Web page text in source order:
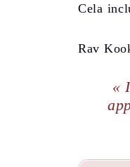
Cela
Rav
«